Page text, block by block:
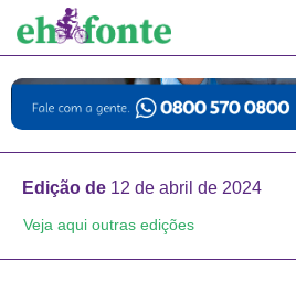
Edição de 12 de abril de 2024
Veja aqui outras edições